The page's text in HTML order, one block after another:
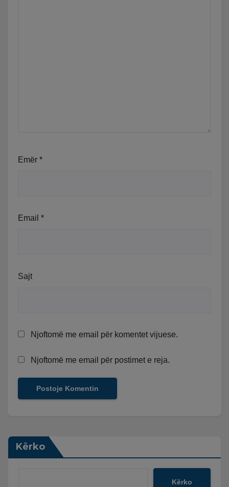
Emër *
Email *
Sajt
Njoftomë me email për komentet vijuese.
Njoftomë me email për postimet e reja.
Kërko
Kërko